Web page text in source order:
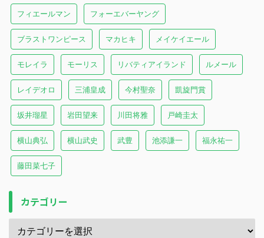
フィエールマン フォーエバーヤング
ブラストワンピース マカヒキ メイケイエール
モレイラ モーリス リバティアイランド ルメール
レイデオロ 三浦皇成 今村聖奈 凱旋門賞
坂井瑠星 岩田望来 川田将雅 戸崎圭太
横山典弘 横山武史 武豊 池添謙一 福永祐一
藤田菜七子
カテゴリー